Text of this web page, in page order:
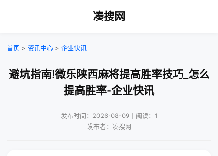
凑搜网
首页 > 资讯中心 > 企业快讯
避坑指南!微乐陕西麻将提高胜率技巧_怎么
提高胜率-企业快讯
发布时间：2026-08-09｜阅读：1
发布者：凑搜网